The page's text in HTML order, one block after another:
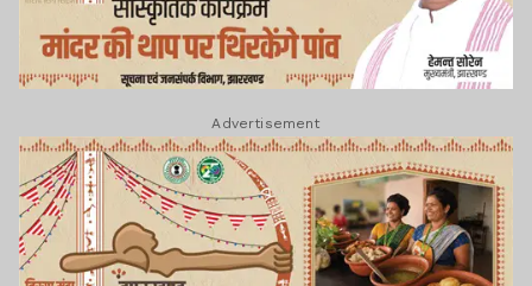
Advertisement